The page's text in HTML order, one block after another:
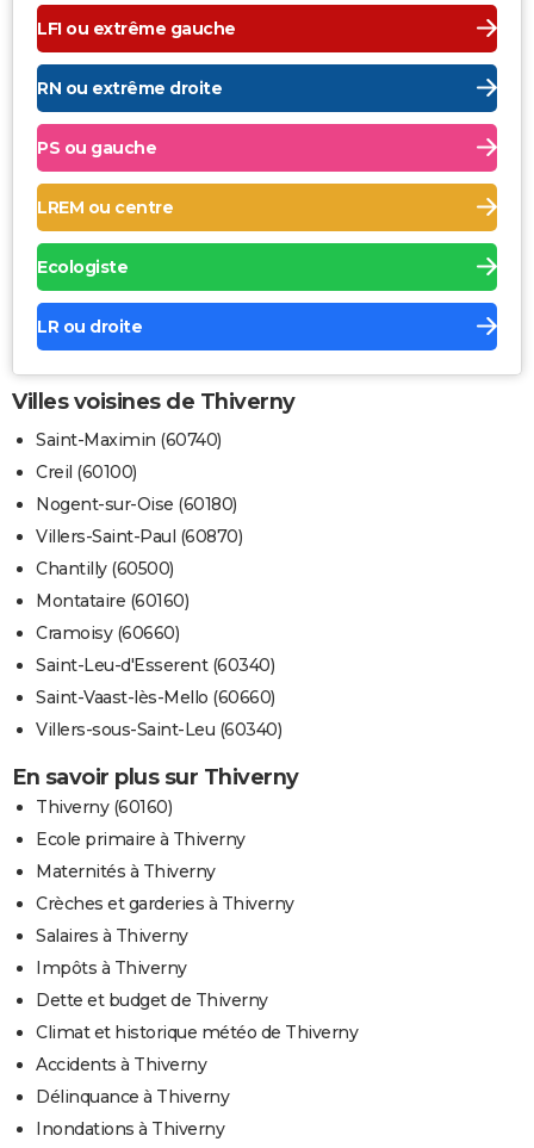
LFI ou extrême gauche
RN ou extrême droite
PS ou gauche
LREM ou centre
Ecologiste
LR ou droite
Villes voisines de Thiverny
Saint-Maximin (60740)
Creil (60100)
Nogent-sur-Oise (60180)
Villers-Saint-Paul (60870)
Chantilly (60500)
Montataire (60160)
Cramoisy (60660)
Saint-Leu-d'Esserent (60340)
Saint-Vaast-lès-Mello (60660)
Villers-sous-Saint-Leu (60340)
En savoir plus sur Thiverny
Thiverny (60160)
Ecole primaire à Thiverny
Maternités à Thiverny
Crèches et garderies à Thiverny
Salaires à Thiverny
Impôts à Thiverny
Dette et budget de Thiverny
Climat et historique météo de Thiverny
Accidents à Thiverny
Délinquance à Thiverny
Inondations à Thiverny